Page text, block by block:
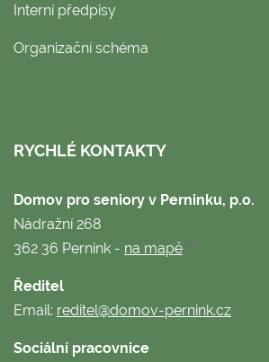
Interní předpisy
Organizační schéma
RYCHLÉ KONTAKTY
Domov pro seniory v Perninku, p.o.
Nádražní 268
362 36 Pernink - na mapě
Ředitel
Email: reditel@domov-pernink.cz
Sociální pracovnice